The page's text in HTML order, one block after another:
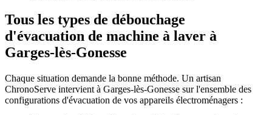
Tous les types de débouchage
d'évacuation de machine à laver à
Garges-lès-Gonesse
Chaque situation demande la bonne méthode. Un artisan
ChronoServe intervient à Garges-lès-Gonesse sur l'ensemble des
configurations d'évacuation de vos appareils électroménagers :